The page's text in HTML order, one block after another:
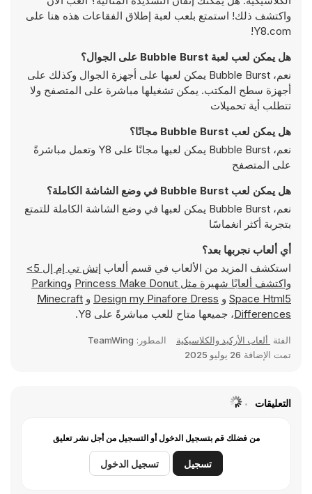
واكتشف ذلك! استمتع بلعب لعبة إطلاق الفقاعات هذه هنا على
Y8.com!
هل يمكن لعب لعبة Bubble Burst على الجوال؟
نعم، Bubble Burst يمكن لعبها على أجهزة الجوال وكذلك على
أجهزة سطح المكتب. يمكن تشغيلها مباشرة على المتصفح ولا
تتطلب أية تحميلات
هل يمكن لعب Bubble Burst مجانًا؟
نعم، Bubble Burst يمكن لعبها مجانًا على Y8 وتعمل مباشرةً
على المتصفح
هل يمكن لعب Bubble Burst في وضع الشاشة الكاملة؟
نعم، Bubble Burst يمكن لعبها في وضع الشاشة الكاملة للتمتع
بتجربة أكثر انغماسًا
أي ألعاب نجربها بعد؟
استكشف المزيد من الألعاب في قسم ألعاب
إتش تي إم إل 5>
واكتشف ألعابًا شهيرة مثل Princess Make Donut وParking
Space Html5 و Design my Pinafore Dress و Minecraft
Differences، جميعها متاح للعب مباشرةً على Y8.
الفئة ألعاب الأركيد والكلاسيكية المطور: TeamWing
تمت الإضافة 26 يوليو 2025
التعليقات
من فضلك قم بتسجيل الدخول أو التسجيل من أجل نشر تعليق
تسجيل تسجيل الدخول